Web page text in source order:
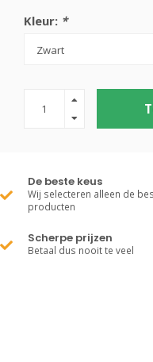
Kleur: *
De beste keus
Wij selecteren alleen de
producten
Scherpe prijzen
Betaal dus nooit te veel